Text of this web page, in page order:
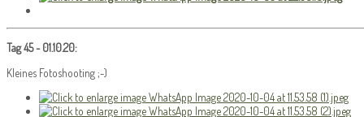
Tag 45 - 01.10.20:
Kleines Fotoshooting ;-)